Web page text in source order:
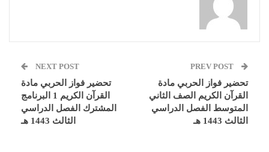
تحضير فواز الحربي مادة
القرآن الكريم الصف الثاني
المتوسط الفصل الدراسي
الثالث 1443 هـ
NEXT POST
تحضير فواز الحربي مادة
القرآن الكريم 1 البرنامج
المشترك الفصل الدراسي
الثالث 1443 هـ